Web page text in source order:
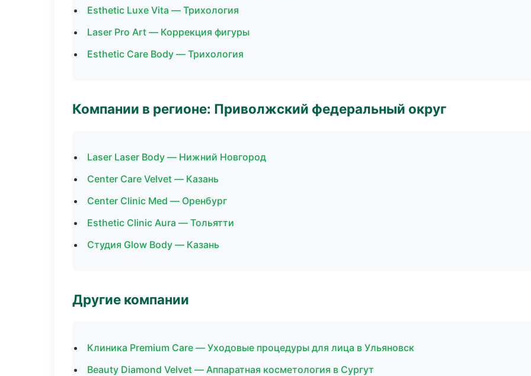
Esthetic Luxe Vita — Трихология
Laser Pro Art — Коррекция фигуры
Esthetic Care Body — Трихология
Компании в регионе: Приволжский федеральный округ
Laser Laser Body — Нижний Новгород
Center Care Velvet — Казань
Center Clinic Med — Оренбург
Esthetic Clinic Aura — Тольятти
Студия Glow Body — Казань
Другие компании
Клиника Premium Care — Уходовые процедуры для лица в Ульяновск
Beauty Diamond Velvet — Аппаратная косметология в Сургут